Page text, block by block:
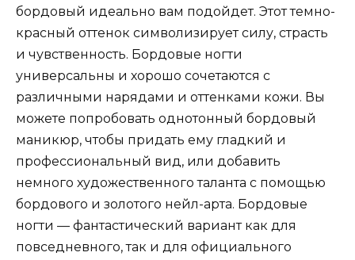
бордовый идеально вам подойдет. Этот темно-
красный оттенок символизирует силу, страсть
и чувственность. Бордовые ногти
универсальны и хорошо сочетаются с
различными нарядами и оттенками кожи. Вы
можете попробовать однотонный бордовый
маникюр, чтобы придать ему гладкий и
профессиональный вид, или добавить
немного художественного таланта с помощью
бордового и золотого нейл-арта. Бордовые
ногти — фантастический вариант как для
повседневного, так и для официального